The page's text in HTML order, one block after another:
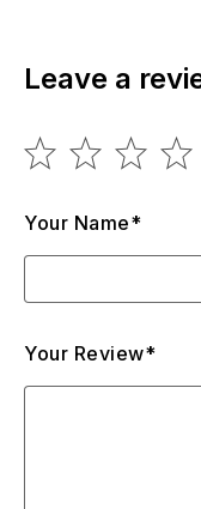
Leave a
Your Name*
Your Review*